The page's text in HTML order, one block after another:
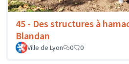
45 - Des structures à
Blandan
Ville de Lyon 0 0